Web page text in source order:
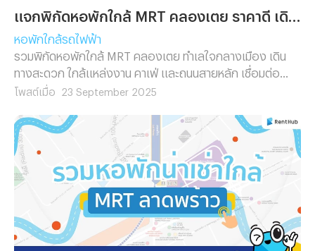
หอพักใกล้รถไฟฟ้า
รวมพิกัดหอพักใกล้ MRT คลองเตย ทำเลใจกลางเมือง เดิน
ทางสะดวก ใกล้แหล่งงาน คาเฟ่ และถนนสายหลัก เชื่อมต่อ
อโศก สีลม สาทร ได้ง่ายในไม่กี่นาที
โพสต์เมื่อ 23 September 2025